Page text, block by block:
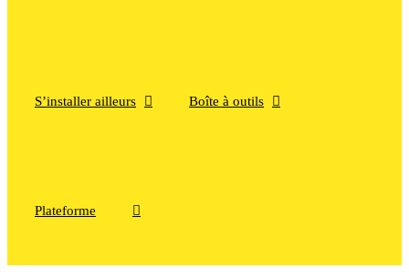
S’installer ailleurs Boîte à outils
Plateforme